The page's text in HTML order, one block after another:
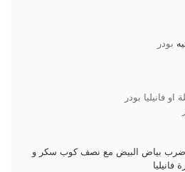
بودر
او فانيليا بودر
ضرب بياض البيض مع نصف كوب سكر و